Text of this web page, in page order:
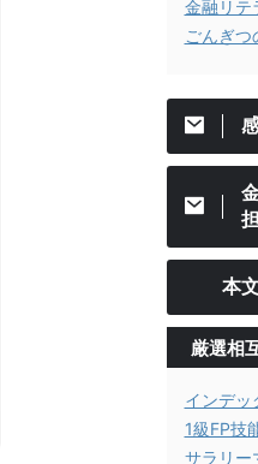
金融リテ
ごんぎつ
本
厳選相
インデッ
1級FP技
サラリー